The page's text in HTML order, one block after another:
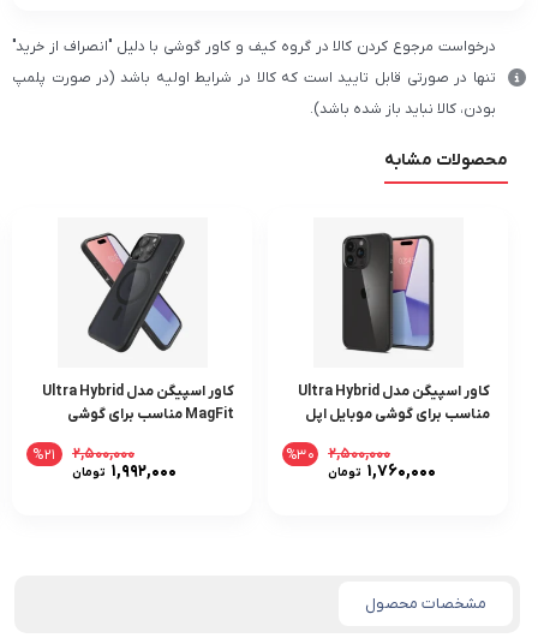
درخواست مرجوع کردن کالا در گروه کیف و کاور گوشی با دلیل "انصراف از خرید"
تنها در صورتی قابل تایید است که کالا در شرایط اولیه باشد (در صورت پلمپ
بودن، کالا نباید باز شده باشد).
محصولات مشابه
کاور اسپیگن مدل Ultra Hybrid
مناسب برای گوشی موبایل اپل
۲,۵۰۰,۰۰۰
قیمت
۱,۷۶۰,۰۰۰ تومان
%۳۰
کاور اسپیگن مدل Ultra Hybrid
MagFit مناسب برای گوشی
۲,۵۰۰,۰۰۰
قیمت
۱,۹۹۲,۰۰۰ تومان
%۲۱
مشخصات محصول